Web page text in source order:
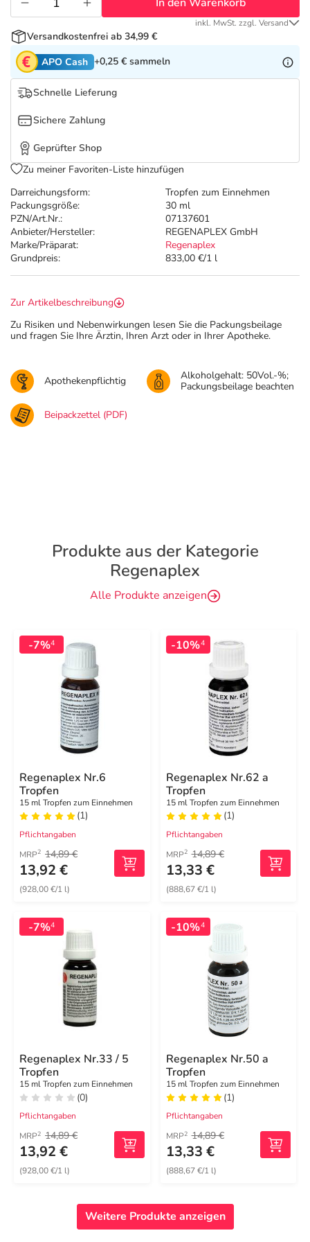
Tierapotheke
Vitamine & Mineralstoffe
Marken
Salus Deals
Darreichungsform:
Tropfen zum Einnehmen
Packungsgröße:
30 ml
PZN/Art.Nr.:
07137601
Anbieter/Hersteller:
REGENAPLEX GmbH
Marke/Präparat:
Regenaplex
Grundpreis:
833,00 €/1 l
inkl. MwSt. zzgl. Versand
Versandkostenfrei ab 34,99 €
APO Cash +0,25 € sammeln
Schnelle Lieferung
Sichere Zahlung
Geprüfter Shop
Zu meiner Favoriten-Liste hinzufügen
Zur Artikelbeschreibung
Zu Risiken und Nebenwirkungen lesen Sie die Packungsbeilage
und fragen Sie Ihre Ärztin, Ihren Arzt oder in Ihrer Apotheke.
Apothekenpflichtig
Alkoholgehalt: 50Vol.-%;
Packungsbeilage beachten
Beipackzettel (PDF)
Produkte aus der Kategorie
Regenaplex
Alle Produkte anzeigen
-7%4
Regenaplex Nr.6
Tropfen
15 ml Tropfen zum Einnehmen
(1)
Pflichtangaben
MRP2 14,89 €
13,92 €
(928,00 €/1 l)
-10%4
Regenaplex Nr.62 a
Tropfen
15 ml Tropfen zum Einnehmen
(1)
Pflichtangaben
MRP2 14,89 €
13,33 €
(888,67 €/1 l)
-7%4
Regenaplex Nr.33 / 5
Tropfen
15 ml Tropfen zum Einnehmen
(0)
Pflichtangaben
MRP2 14,89 €
13,92 €
(928,00 €/1 l)
-10%4
Regenaplex Nr.50 a
Tropfen
15 ml Tropfen zum Einnehmen
(1)
Pflichtangaben
MRP2 14,89 €
13,33 €
(888,67 €/1 l)
Weitere Produkte anzeigen